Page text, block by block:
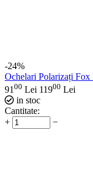
-24%
Ochelari Polarizați
9100 Lei 11900 Lei
in stoc
Cantitate:
+
−